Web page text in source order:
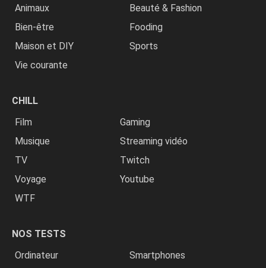
Animaux
Beauté & Fashion
Bien-être
Fooding
Maison et DIY
Sports
Vie courante
CHILL
Film
Gaming
Musique
Streaming vidéo
TV
Twitch
Voyage
Youtube
WTF
NOS TESTS
Ordinateur
Smartphones